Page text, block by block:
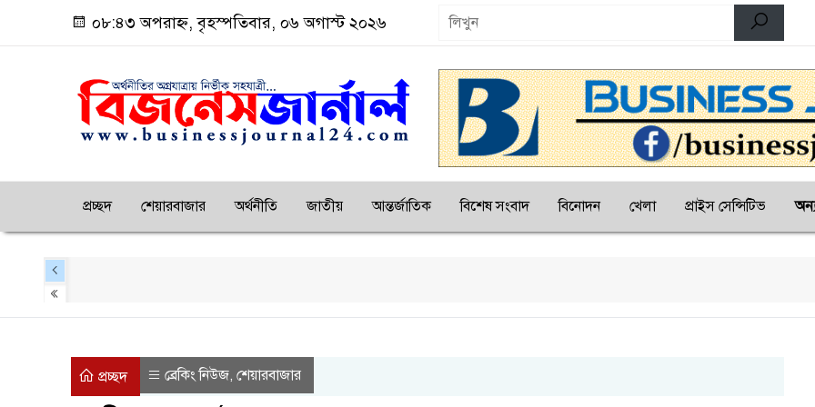
০৮:৪৩ অপরাহ্ন, বৃহস্পতিবার, ০৬ অগাস্ট ২০২৬
প্রচ্ছদ শেয়ারবাজার অর্থনীতি জাতীয় আন্তর্জাতিক বিশেষ সংবাদ বিনোদন খেলা প্রাইস সেন্সিটিভ
প্রচ্ছদ ব্রেকিং নিউজ, শেয়ারবাজার